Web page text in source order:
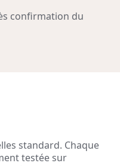
confirmation du
standard. Chaque
testée sur